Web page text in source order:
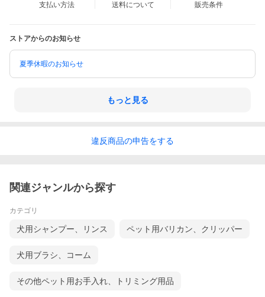
支払い方法 送料について 販売条件
ストアからのお知らせ
夏季休暇のお知らせ
もっと見る
違反商品の申告をする
関連ジャンルから探す
カテゴリ
犬用シャンプー、リンス ペット用バリカン、クリッパー
犬用ブラシ、コーム
その他ペット用お手入れ、トリミング用品